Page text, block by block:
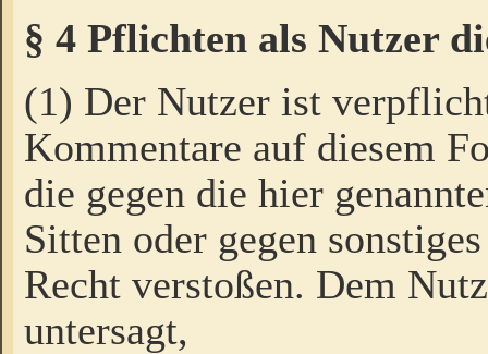
§ 4 Pflichten als Nutzer
(1) Der Nutzer ist
Kommentare auf diesem
die gegen die hier
Sitten oder gegen
Recht verstoßen. Dem
untersagt,